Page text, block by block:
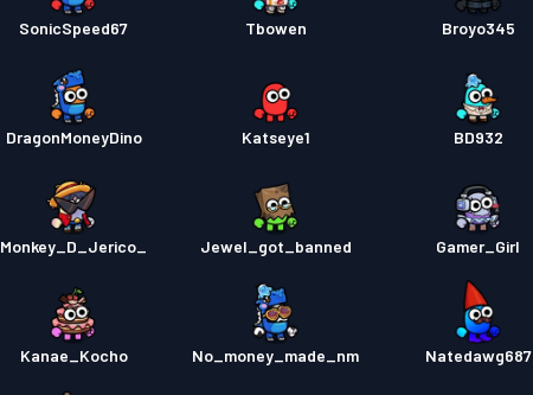
SonicSpeed67 Tbowen Broyo345
DragonMoneyDino Katseye1 BD932
Monkey_D_Jerico_ Jewel_got_banned Gamer_Girl
Kanae_Kocho No_money_made_nm Natedawg687